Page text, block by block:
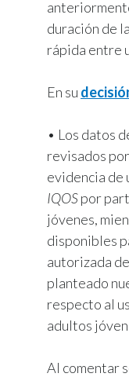
duración de
rápida entre
En su
• Los datos
revisados
evidencia de
IQOSpor
jóvenes,
disponibles
autorizada de
planteado
respecto al
adultos
Al comentar